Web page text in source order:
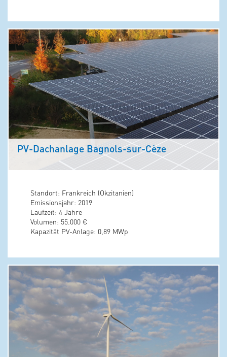
PV-Dachanlage Bagnols-sur-Cèze
Standort: Frankreich (Okzitanien)
Emissionsjahr: 2019
Laufzeit: 4 Jahre
Volumen: 55.000 €
Kapazität PV-Anlage: 0,89 MWp